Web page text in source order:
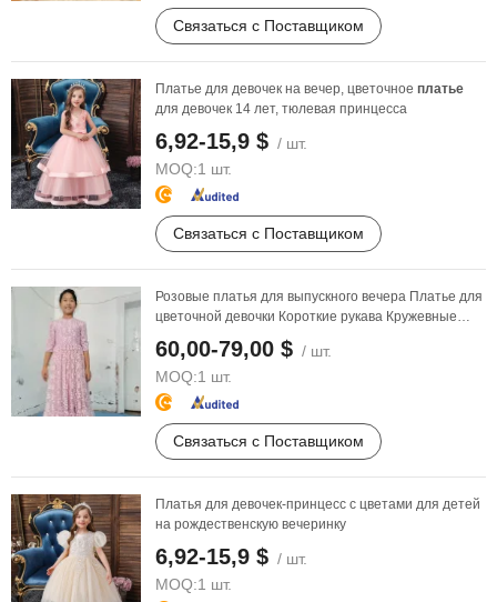
Связаться с Поставщиком
Платье для девочек на вечер, цветочное платье
для девочек 14 лет, тюлевая принцесса
6,92-15,9 $ / шт.
MOQ:1 шт.
Связаться с Поставщиком
Розовые платья для выпускного вечера Платье для
цветочной девочки Короткие рукава Кружевные
60,00-79,00 $ / шт.
MOQ:1 шт.
Связаться с Поставщиком
Платья для девочек-принцесс с цветами для детей
на рождественскую вечеринку
6,92-15,9 $ / шт.
MOQ:1 шт.